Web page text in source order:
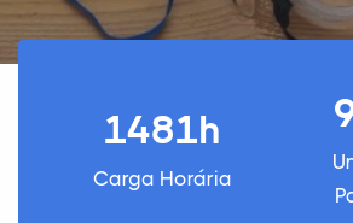
1481h
Carga Horária